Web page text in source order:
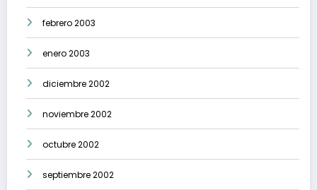
febrero 2003
enero 2003
diciembre 2002
noviembre 2002
octubre 2002
septiembre 2002